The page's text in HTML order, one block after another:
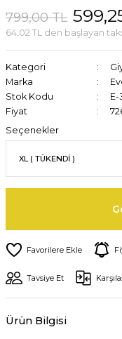
799,00 TL
64,02 TL den başlayan
Kategori
Marka
Stok Kodu
E-
Fiyat
Seçenekler
Tavsiye Et
Ürün Bilgisi